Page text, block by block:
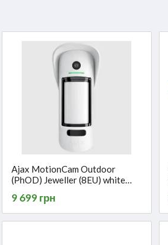
Ajax MotionCam Outdoor
(PhOD) Jeweller (8EU) white
камерою
9 699 грн